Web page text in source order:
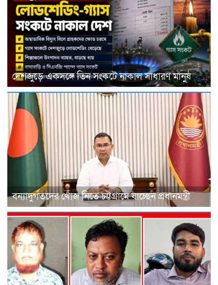
দেশজুড়ে একসঙ্গে তিন সংকটে নাকাল সাধারণ মানুষ
বন্যাদুর্গতদের খোঁজ নিতে চট্টগ্রামে যাচ্ছেন প্রধানমন্ত্রী